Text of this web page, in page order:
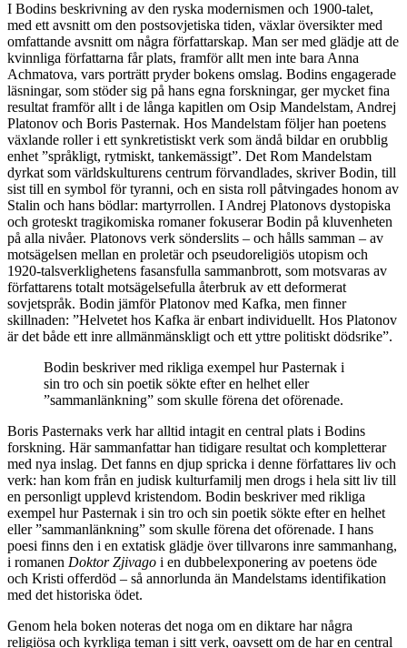
I Bodins beskrivning av den ryska modernismen och 1900-talet,
med ett avsnitt om den postsovjetiska tiden, växlar översikter med
omfattande avsnitt om några författarskap. Man ser med glädje att de
kvinnliga författarna får plats, framför allt men inte bara Anna
Achmatova, vars porträtt pryder bokens omslag. Bodins engagerade
läsningar, som stöder sig på hans egna forskningar, ger mycket fina
resultat framför allt i de långa kapitlen om Osip Mandelstam, Andrej
Platonov och Boris Pasternak. Hos Mandelstam följer han poetens
växlande roller i ett synkretistiskt verk som ändå bildar en orubblig
enhet ”språkligt, rytmiskt, tankemässigt”. Det Rom Mandelstam
dyrkat som världskulturens centrum förvandlades, skriver Bodin, till
sist till en symbol för tyranni, och en sista roll påtvingades honom av
Stalin och hans bödlar: martyrrollen. I Andrej Platonovs dystopiska
och groteskt tragikomiska romaner fokuserar Bodin på kluvenheten
på alla nivåer. Platonovs verk sönderslits – och hålls samman – av
motsägelsen mellan en proletär och pseudoreligiös utopism och
1920-talsverklighetens fasansfulla sammanbrott, som motsvaras av
författarens totalt motsägelsefulla återbruk av ett deformerat
sovjetspråk. Bodin jämför Platonov med Kafka, men finner
skillnaden: ”Helvetet hos Kafka är enbart individuellt. Hos Platonov
är det både ett inre allmänmänskligt och ett yttre politiskt dödsrike”.
Bodin beskriver med rikliga exempel hur Pasternak i
sin tro och sin poetik sökte efter en helhet eller
”sammanlänkning” som skulle förena det oförenade.
Boris Pasternaks verk har alltid intagit en central plats i Bodins
forskning. Här sammanfattar han tidigare resultat och kompletterar
med nya inslag. Det fanns en djup spricka i denne författares liv och
verk: han kom från en judisk kulturfamilj men drogs i hela sitt liv till
en personligt upplevd kristendom. Bodin beskriver med rikliga
exempel hur Pasternak i sin tro och sin poetik sökte efter en helhet
eller ”sammanlänkning” som skulle förena det oförenade. I hans
poesi finns den i en extatisk glädje över tillvarons inre sammanhang,
i romanen Doktor Zjivago i en dubbelexponering av poetens öde
och Kristi offerdöd – så annorlunda än Mandelstams identifikation
med det historiska ödet.
Genom hela boken noteras det noga om en diktare har några
religiösa och kyrkliga teman i sitt verk, oavsett om de har en central